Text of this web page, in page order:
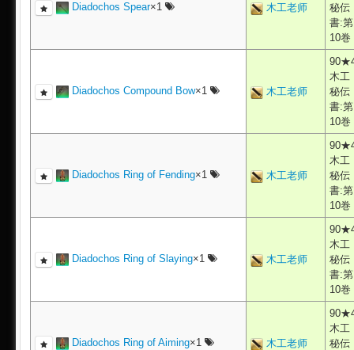
Diadochos Spear×1 木工老师
秘伝
書:第
10巻
Diadochos Compound Bow×1 木工老师
木工
秘伝
書:第
10巻
Diadochos Ring of Fending×1 木工老师
木工
秘伝
書:第
10巻
Diadochos Ring of Slaying×1 木工老师
木工
秘伝
書:第
10巻
Diadochos Ring of Aiming×1 木工老师
木工
秘伝